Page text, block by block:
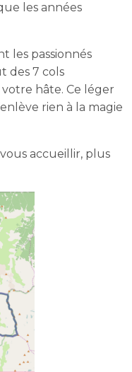
les années
les passionnés
des 7 cols
hâte. Ce léger
rien à la magie
accueillir, plus